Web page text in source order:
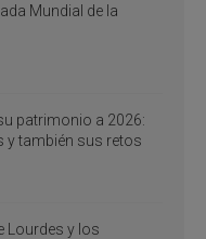
Mundial de la
patrimonio a 2026:
también sus retos
Lourdes y los